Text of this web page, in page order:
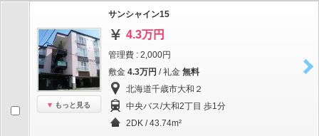
もっと見る
サンシャイン15
4.3万円
管理費 : 2,000円
敷金 4.3万円 / 礼金 無料
北海道千歳市大和２
中央バス/大和2丁目 歩1分
2DK / 43.74m²